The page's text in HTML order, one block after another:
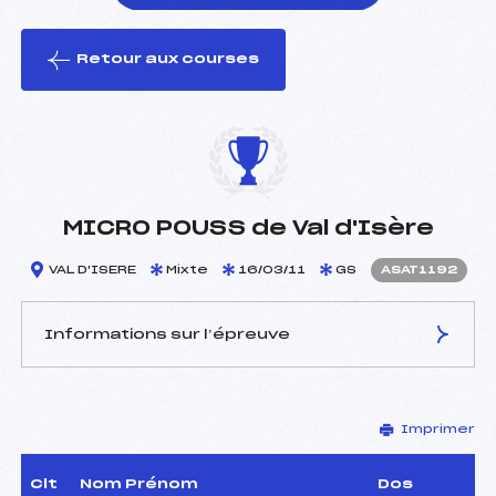
le ski
Retour aux courses
MICRO POUSS de Val d'Isère
VAL D'ISERE Mixte 16/03/11 GS ASAT1192
Informations sur l’épreuve
BOSSET J PHILIPPE (SA)
Arbitre :
FAYOLLE LIONEL (SA)
Assistant :
Imprimer
Clt Nom Prénom Dos